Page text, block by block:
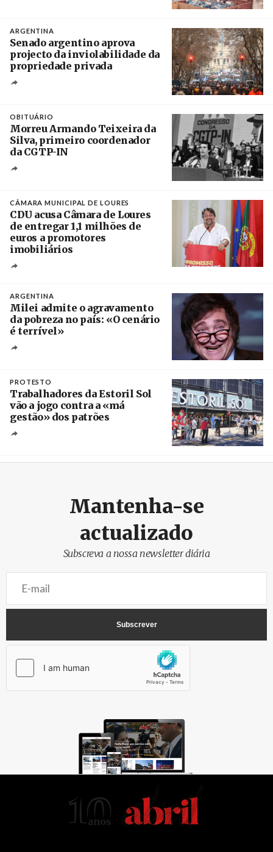
ARGENTINA
Senado argentino aprova
projecto da inviolabilidade da
propriedade privada
OBITUÁRIO
Morreu Armando Teixeira da
Silva, primeiro coordenador
da CGTP-IN
CÂMARA MUNICIPAL DE LOURES
CDU acusa Câmara de Loures
de entregar 1,1 milhões de
euros a promotores
imobiliários
ARGENTINA
Milei admite o agravamento
da pobreza no país: «O cenário
é terrível»
PROTESTO
Trabalhadores da Estoril Sol
vão a jogo contra a «má
gestão» dos patrões
Mantenha-se
actualizado
Subscreva a nossa newsletter diária